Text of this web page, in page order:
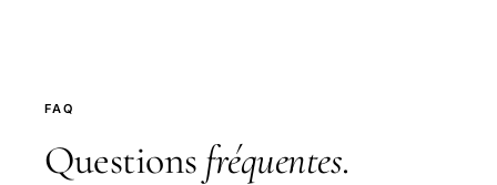
FAQ
Questions fréquentes.